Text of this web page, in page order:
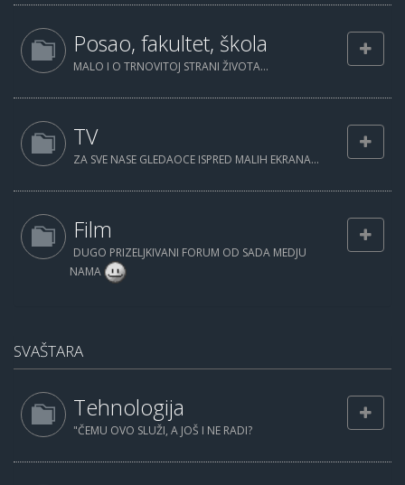
Posao, fakultet, škola
MALO I O TRNOVITOJ STRANI ŽIVOTA...
TV
ZA SVE NASE GLEDAOCE ISPRED MALIH EKRANA...
Film
DUGO PRIZELJKIVANI FORUM OD SADA MEDJU
NAMA
SVAŠTARA
Tehnologija
"ČEMU OVO SLUŽI, A JOŠ I NE RADI?